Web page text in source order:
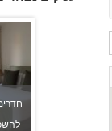
להשכרה לפי שעה